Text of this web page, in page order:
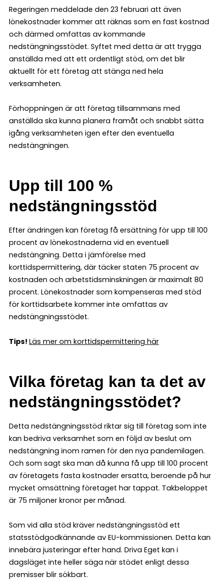
Regeringen meddelade den 23 februari att även
lönekostnader kommer att räknas som en fast kostnad
och därmed omfattas av kommande
nedstängningsstödet. Syftet med detta är att trygga
anställda med att ett ordentligt stöd, om det blir
aktuellt för ett företag att stänga ned hela
verksamheten.
Förhoppningen är att företag tillsammans med
anställda ska kunna planera framåt och snabbt sätta
igång verksamheten igen efter den eventuella
nedstängningen.
Upp till 100 %
nedstängningsstöd
Efter ändringen kan företag få ersättning för upp till 100
procent av lönekostnaderna vid en eventuell
nedstängning. Detta i jämförelse med
korttidspermittering, där täcker staten 75 procent av
kostnaden och arbetstidsminskningen är maximalt 80
procent. Lönekostnader som kompenseras med stöd
för korttidsarbete kommer inte omfattas av
nedstängningsstödet.
Tips! Läs mer om korttidspermittering här
Vilka företag kan ta det av
nedstängningsstödet?
Detta nedstängningsstöd riktar sig till företag som inte
kan bedriva verksamhet som en följd av beslut om
nedstängning inom ramen för den nya pandemilagen.
Och som sagt ska man då kunna få upp till 100 procent
av företagets fasta kostnader ersatta, beroende på hur
mycket omsättning företaget har tappat. Takbeloppet
är 75 miljoner kronor per månad.
Som vid alla stöd kräver nedstängningsstöd ett
statsstödgodkännande av EU-kommissionen. Detta kan
innebära justeringar efter hand. Driva Eget kan i
dagsläget inte heller säga när stödet enligt dessa
premisser blir sökbart.